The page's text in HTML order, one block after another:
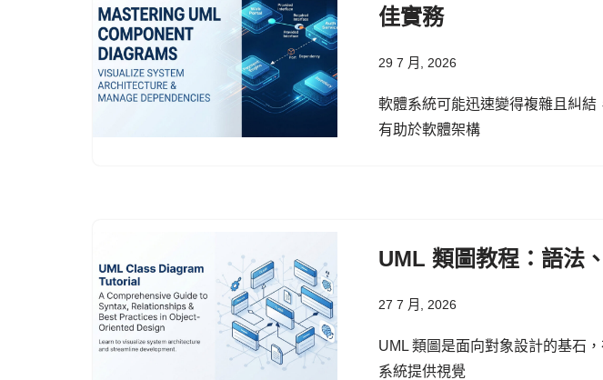
佳實務
29 7 月, 2026
軟體系統可能迅速變得複雜且糾結
有助於軟體架構
UML 類圖教程：語法
27 7 月, 2026
UML 類圖是面向對象設計的基石
系統提供視覺